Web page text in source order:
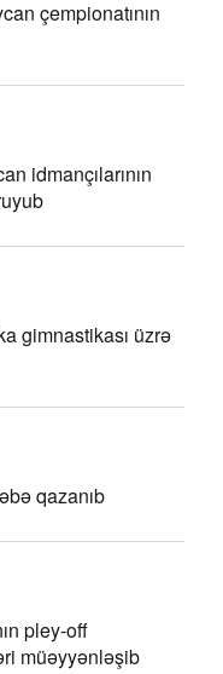
çempionatının
idmançılarının
gimnastikası üzrə
qazanıb
pley-off
müəyyənləşib